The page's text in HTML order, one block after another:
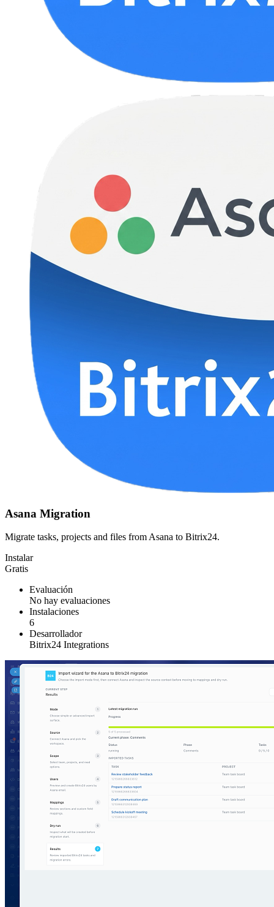
Asana Migration
Migrate tasks, projects and files from Asana to Bitrix24.
Instalar
Gratis
Evaluación
No hay evaluaciones
Instalaciones
6
Desarrollador
Bitrix24 Integrations